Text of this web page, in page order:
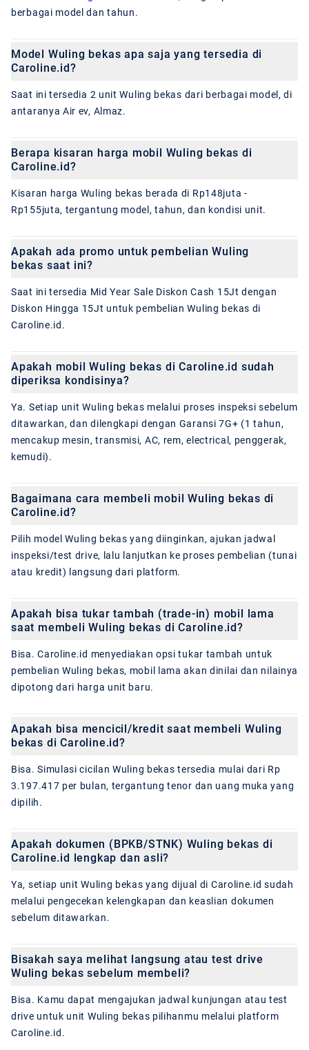
berbagai model dan tahun.
Model Wuling bekas apa saja yang tersedia di
Caroline.id?
Saat ini tersedia 2 unit Wuling bekas dari berbagai model, di
antaranya Air ev, Almaz.
Berapa kisaran harga mobil Wuling bekas di
Caroline.id?
Kisaran harga Wuling bekas berada di Rp148juta -
Rp155juta, tergantung model, tahun, dan kondisi unit.
Apakah ada promo untuk pembelian Wuling
bekas saat ini?
Saat ini tersedia Mid Year Sale Diskon Cash 15Jt dengan
Diskon Hingga 15Jt untuk pembelian Wuling bekas di
Caroline.id.
Apakah mobil Wuling bekas di Caroline.id sudah
diperiksa kondisinya?
Ya. Setiap unit Wuling bekas melalui proses inspeksi sebelum
ditawarkan, dan dilengkapi dengan Garansi 7G+ (1 tahun,
mencakup mesin, transmisi, AC, rem, electrical, penggerak,
kemudi).
Bagaimana cara membeli mobil Wuling bekas di
Caroline.id?
Pilih model Wuling bekas yang diinginkan, ajukan jadwal
inspeksi/test drive, lalu lanjutkan ke proses pembelian (tunai
atau kredit) langsung dari platform.
Apakah bisa tukar tambah (trade-in) mobil lama
saat membeli Wuling bekas di Caroline.id?
Bisa. Caroline.id menyediakan opsi tukar tambah untuk
pembelian Wuling bekas, mobil lama akan dinilai dan nilainya
dipotong dari harga unit baru.
Apakah bisa mencicil/kredit saat membeli Wuling
bekas di Caroline.id?
Bisa. Simulasi cicilan Wuling bekas tersedia mulai dari Rp
3.197.417 per bulan, tergantung tenor dan uang muka yang
dipilih.
Apakah dokumen (BPKB/STNK) Wuling bekas di
Caroline.id lengkap dan asli?
Ya, setiap unit Wuling bekas yang dijual di Caroline.id sudah
melalui pengecekan kelengkapan dan keaslian dokumen
sebelum ditawarkan.
Bisakah saya melihat langsung atau test drive
Wuling bekas sebelum membeli?
Bisa. Kamu dapat mengajukan jadwal kunjungan atau test
drive untuk unit Wuling bekas pilihanmu melalui platform
Caroline.id.